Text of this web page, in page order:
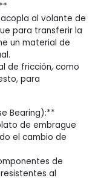
al volante de
para transferir la
un material de
de fricción, como
para
Bearing):**
de embrague
el cambio de
de
al